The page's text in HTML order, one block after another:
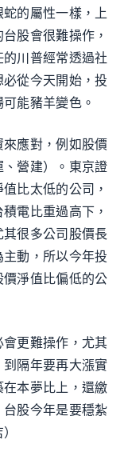
的屬性一樣，上
股會很難操作，
川普經常透過社
從今天開始，投
能豬羊變色。
應對，例如股價
營建）。東京證
比太低的公司，
電比重過高下，
很多公司股價長
動，所以今年投
淨值比偏低的公
更難操作，尤其
隔年要再大漲實
本夢比上，還繳
股今年是要穩紮